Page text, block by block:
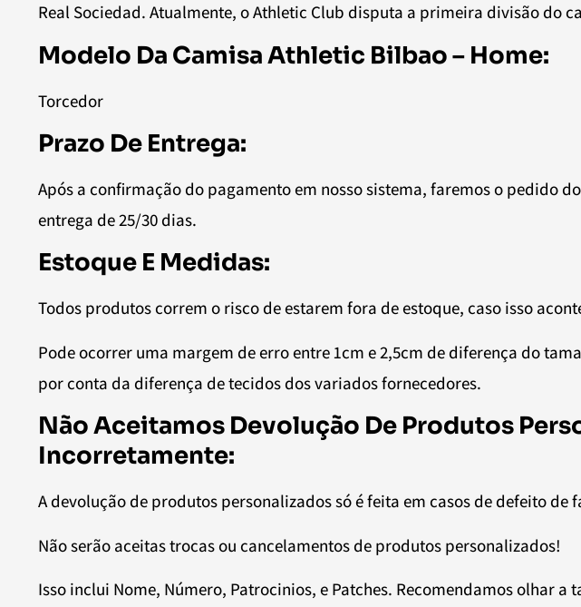
Real Sociedad. Atualmente, o Athletic Club disputa a primeira divisão do
Modelo Da Camisa Athletic Bilbao – Home:
Torcedor
Prazo De Entrega:
Após a confirmação do pagamento em nosso sistema, faremos o pedido
entrega de 25/30 dias.
Estoque E Medidas:
Todos produtos correm o risco de estarem fora de estoque, caso isso
Pode ocorrer uma margem de erro entre 1cm e 2,5cm de diferença do
por conta da diferença de tecidos dos variados fornecedores.
Não Aceitamos Devolução De Produtos
Incorretamente:
A devolução de produtos personalizados só é feita em casos de defeito de
Não serão aceitas trocas ou cancelamentos de produtos personalizados!
Isso inclui Nome, Número, Patrocinios, e Patches. Recomendamos olhar